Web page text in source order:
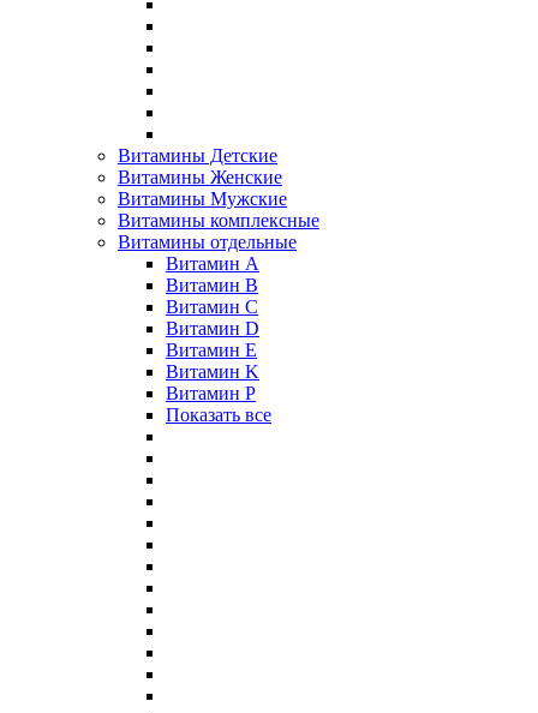
Витамины Детские
Витамины Женские
Витамины Мужские
Витамины комплексные
Витамины отдельные
Витамин A
Витамин B
Витамин C
Витамин D
Витамин E
Витамин K
Витамин P
Показать все